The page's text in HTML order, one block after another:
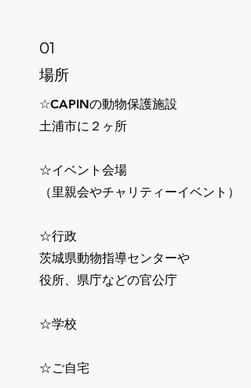
01
場所
☆CAPINの動物保護施設
土浦市に２ヶ所
☆イベント会場
（里親会やチャリティーイベント）
☆行政
茨城県動物指導センターや
役所、県庁などの官公庁
☆学校
☆ご自宅​